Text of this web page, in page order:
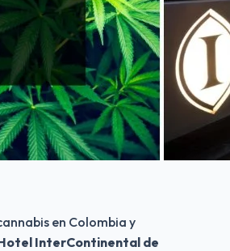
en Colombia y
InterContinental de